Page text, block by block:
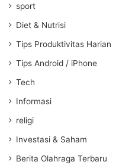
sport
Diet & Nutrisi
Tips Produktivitas Harian
Tips Android / iPhone
Tech
Informasi
religi
Investasi & Saham
Berita Olahraga Terbaru